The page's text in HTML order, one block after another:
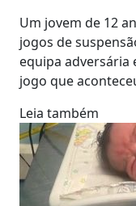
Um jovem de 12
jogos de
equipa
jogo que
Leia também